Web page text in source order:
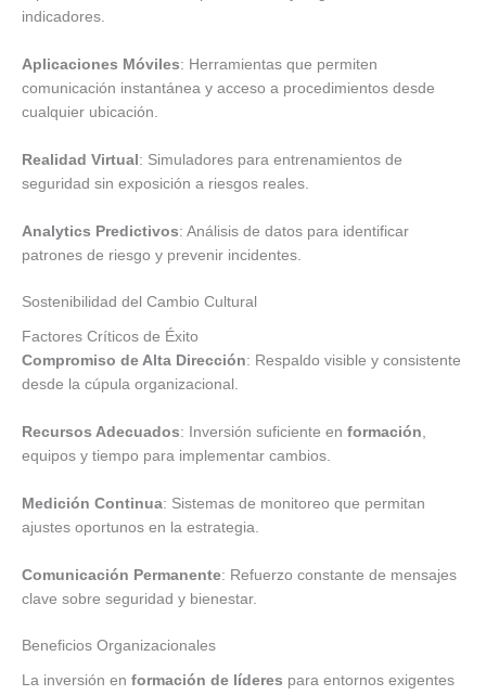
indicadores.
Aplicaciones Móviles: Herramientas que permiten
comunicación instantánea y acceso a procedimientos desde
cualquier ubicación.
Realidad Virtual: Simuladores para entrenamientos de
seguridad sin exposición a riesgos reales.
Analytics Predictivos: Análisis de datos para identificar
patrones de riesgo y prevenir incidentes.
Sostenibilidad del Cambio Cultural
Factores Críticos de Éxito
Compromiso de Alta Dirección: Respaldo visible y consistente
desde la cúpula organizacional.
Recursos Adecuados: Inversión suficiente en formación
equipos y tiempo para implementar cambios.
Medición Continua: Sistemas de monitoreo que permitan
ajustes oportunos en la estrategia.
Comunicación Permanente: Refuerzo constante de mensajes
clave sobre seguridad y bienestar.
Beneficios Organizacionales
La inversión en formación de líderes para entornos exigentes